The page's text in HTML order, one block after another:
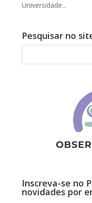
Universidade...
Pesquisar no
Inscreva-se no
novidades por